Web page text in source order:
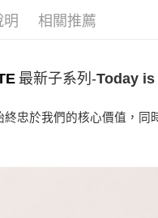
明 相關推薦
最新子系列 -Today
終忠於我們的核心價值，同